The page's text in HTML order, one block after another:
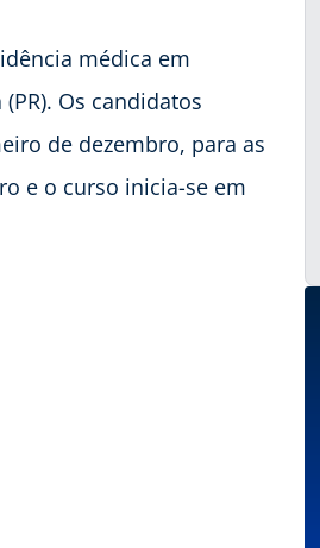
médica em
Os candidatos
de dezembro, para as
e o curso inicia-se em